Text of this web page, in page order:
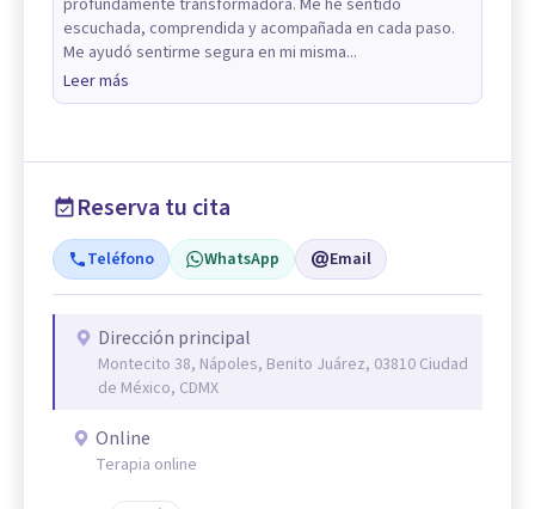
profundamente transformadora. Me he sentido
escuchada, comprendida y acompañada en cada paso.
Me ayudó sentirme segura en mi misma...
Leer más
Reserva tu cita
Teléfono WhatsApp Email
Dirección principal
Montecito 38, Nápoles, Benito Juárez, 03810 Ciudad
de México, CDMX
Online
Terapia online